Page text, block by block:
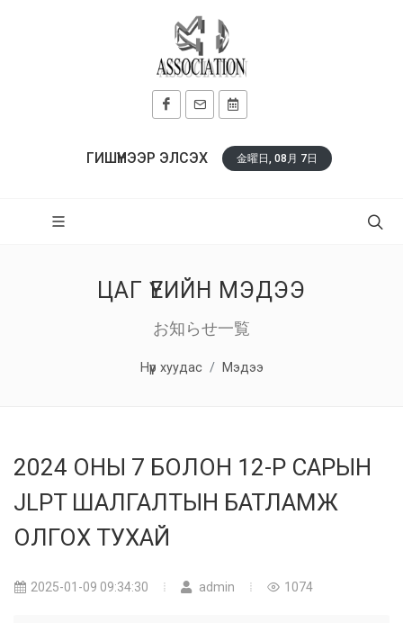
ГИШҮҮНЭЭР ЭЛСЭХ 金曜日, 08月 7日
ЦАГ ҮЕИЙН МЭДЭЭ
お知らせ一覧
Нүүр хуудас Мэдээ
2024 ОНЫ 7 БОЛОН 12-Р САРЫН
JLPT ШАЛГАЛТЫН БАТЛАМЖ
ОЛГОХ ТУХАЙ
2025-01-09 09:34:30 admin 1074